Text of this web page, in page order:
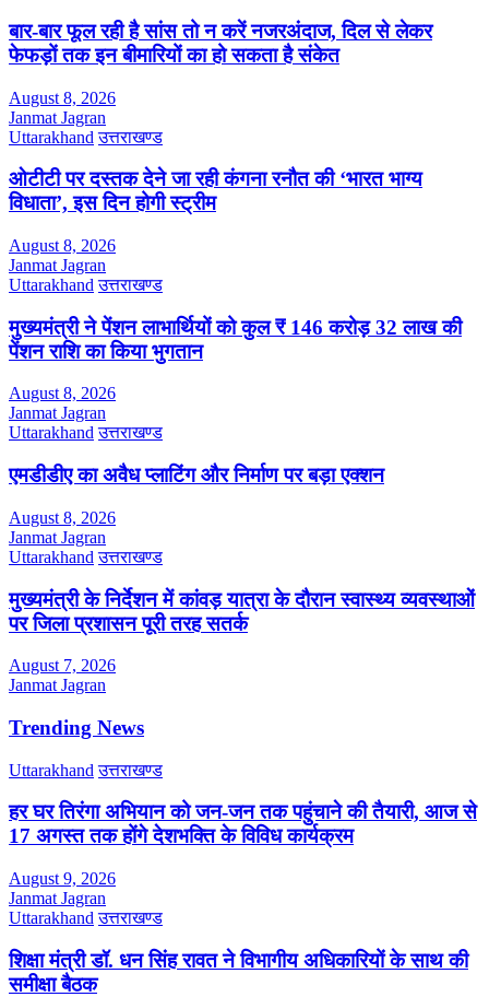
बार-बार फूल रही है सांस तो न करें नजरअंदाज, दिल से लेकर
फेफड़ों तक इन बीमारियों का हो सकता है संकेत
August 8, 2026
Janmat Jagran
Uttarakhand उत्तराखण्ड
ओटीटी पर दस्तक देने जा रही कंगना रनौत की ‘भारत भाग्य
विधाता’, इस दिन होगी स्ट्रीम
August 8, 2026
Janmat Jagran
Uttarakhand उत्तराखण्ड
मुख्यमंत्री ने पेंशन लाभार्थियों को कुल ₹ 146 करोड़ 32 लाख की
पेंशन राशि का किया भुगतान
August 8, 2026
Janmat Jagran
Uttarakhand उत्तराखण्ड
एमडीडीए का अवैध प्लाटिंग और निर्माण पर बड़ा एक्शन
August 8, 2026
Janmat Jagran
Uttarakhand उत्तराखण्ड
मुख्यमंत्री के निर्देशन में कांवड़ यात्रा के दौरान स्वास्थ्य व्यवस्थाओं
पर जिला प्रशासन पूरी तरह सतर्क
August 7, 2026
Janmat Jagran
Trending News
Uttarakhand उत्तराखण्ड
हर घर तिरंगा अभियान को जन-जन तक पहुंचाने की तैयारी, आज से
17 अगस्त तक होंगे देशभक्ति के विविध कार्यक्रम
August 9, 2026
Janmat Jagran
Uttarakhand उत्तराखण्ड
शिक्षा मंत्री डॉ. धन सिंह रावत ने विभागीय अधिकारियों के साथ की
समीक्षा बैठक